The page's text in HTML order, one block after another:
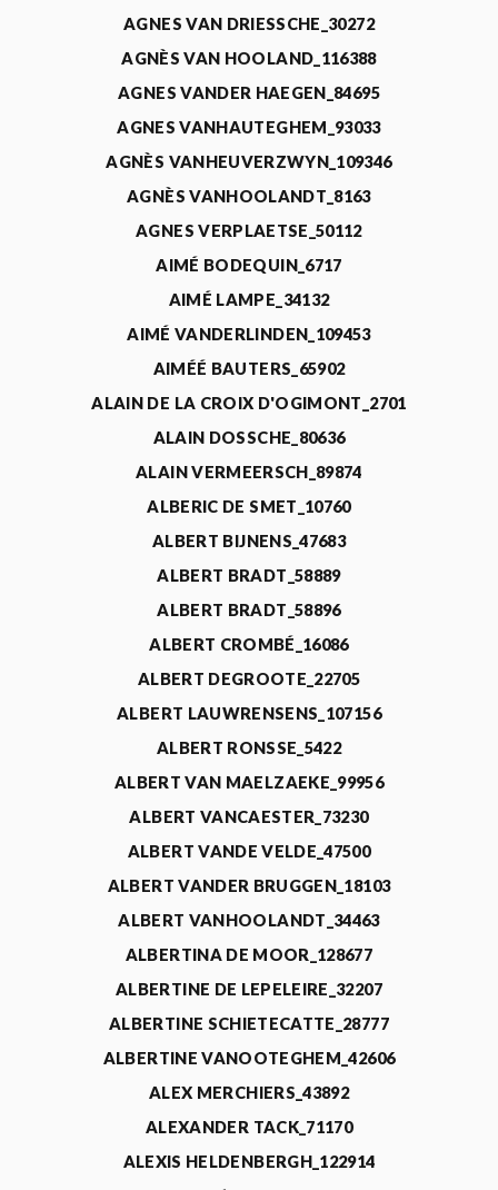
AGNES VAN DRIESSCHE_30272
AGNÈS VAN HOOLAND_116388
AGNES VANDER HAEGEN_84695
AGNES VANHAUTEGHEM_93033
AGNÈS VANHEUVERZWYN_109346
AGNÈS VANHOOLANDT_8163
AGNES VERPLAETSE_50112
AIMÉ BODEQUIN_6717
AIMÉ LAMPE_34132
AIMÉ VANDERLINDEN_109453
AIMÉÉ BAUTERS_65902
ALAIN DE LA CROIX D'OGIMONT_2701
ALAIN DOSSCHE_80636
ALAIN VERMEERSCH_89874
ALBERIC DE SMET_10760
ALBERT BIJNENS_47683
ALBERT BRADT_58889
ALBERT BRADT_58896
ALBERT CROMBÉ_16086
ALBERT DEGROOTE_22705
ALBERT LAUWRENSENS_107156
ALBERT RONSSE_5422
ALBERT VAN MAELZAEKE_99956
ALBERT VANCAESTER_73230
ALBERT VANDE VELDE_47500
ALBERT VANDER BRUGGEN_18103
ALBERT VANHOOLANDT_34463
ALBERTINA DE MOOR_128677
ALBERTINE DE LEPELEIRE_32207
ALBERTINE SCHIETECATTE_28777
ALBERTINE VANOOTEGHEM_42606
ALEX MERCHIERS_43892
ALEXANDER TACK_71170
ALEXIS HELDENBERGH_122914